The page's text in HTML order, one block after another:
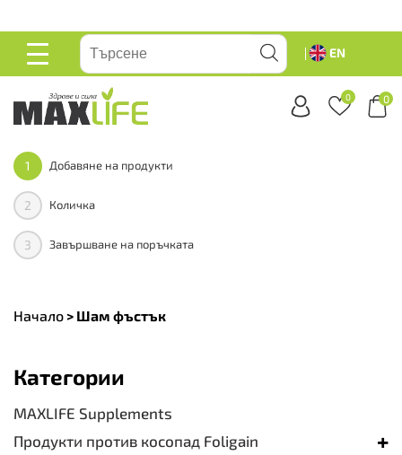
ОСНОВНО
EN
0 0
1 Добавяне на продукти
2 Количка
3 Завършване на поръчката
Начало > Шам фъстък
Категории
MAXLIFE Supplements
Продукти против косопад Foligain
+